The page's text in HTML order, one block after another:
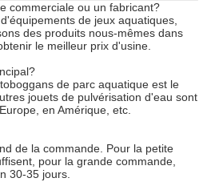
commerciale ou un fabricant?
de jeux aquatiques,
des produits nous-mêmes dans
le meilleur prix d'usine.
de parc aquatique est le
jouets de pulvérisation d'eau sont
en Amérique, etc.
de la commande. Pour la petite
pour la grande commande,
30-35 jours.